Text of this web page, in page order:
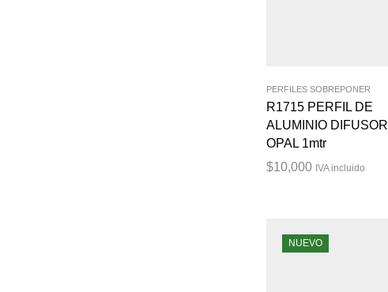
PERFILES SOBREPONER
R1715 PERFIL DE
ALUMINIO DIFUSOR
OPAL 1mtr
$10,000 IVA incluido
NUEVO